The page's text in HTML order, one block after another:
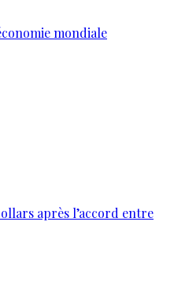
mondiale
après l’accord entre